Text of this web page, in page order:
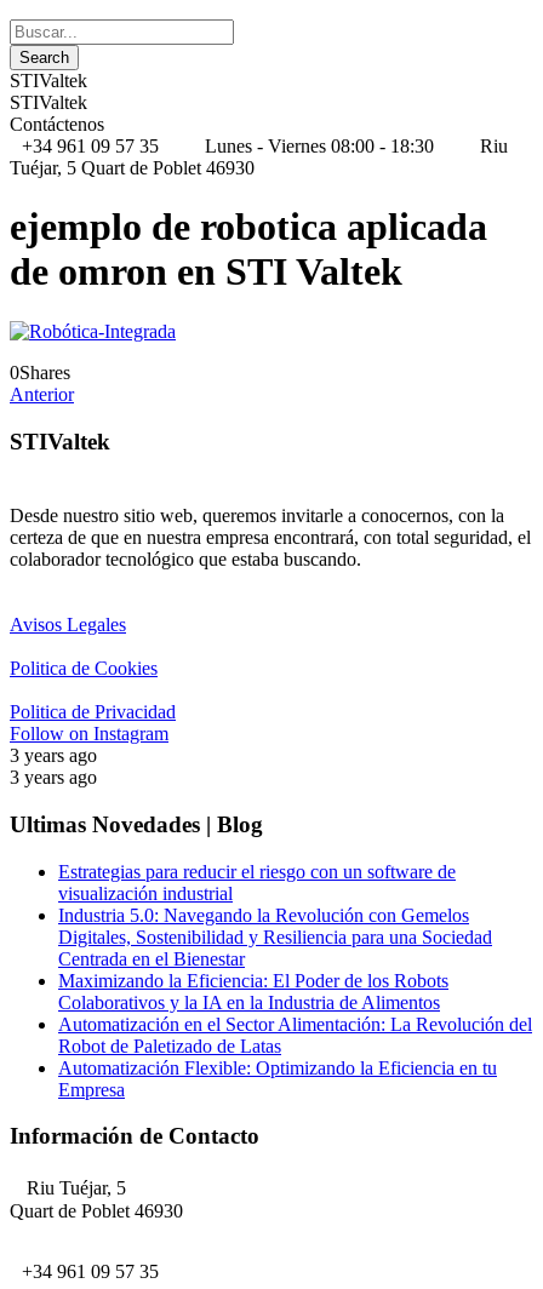
STIValtek
STIValtek
Contáctenos
+34 961 09 57 35
Lunes - Viernes 08:00 - 18:30
Riu
Tuéjar, 5 Quart de Poblet 46930
ejemplo de robotica aplicada
de omron en STI Valtek
0Shares
Anterior
STIValtek
Desde nuestro sitio web, queremos invitarle a conocernos, con la
certeza de que en nuestra empresa encontrará, con total seguridad, el
colaborador tecnológico que estaba buscando.
Avisos Legales
Politica de Cookies
Politica de Privacidad
Follow on Instagram
3 years ago
3 years ago
Ultimas Novedades | Blog
Estrategias para reducir el riesgo con un software de
visualización industrial
Industria 5.0: Navegando la Revolución con Gemelos
Digitales, Sostenibilidad y Resiliencia para una Sociedad
Centrada en el Bienestar
Maximizando la Eficiencia: El Poder de los Robots
Colaborativos y la IA en la Industria de Alimentos
Automatización en el Sector Alimentación: La Revolución del
Robot de Paletizado de Latas
Automatización Flexible: Optimizando la Eficiencia en tu
Empresa
Información de Contacto
Riu Tuéjar, 5
Quart de Poblet 46930
+34 961 09 57 35